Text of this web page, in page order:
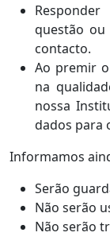
questão
contacto.
Ao premir
na
nossa
dados para
Informamos
Serão
Não serão
Não serão